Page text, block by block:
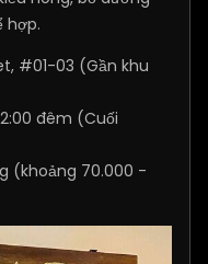
hợp.
#01-03 (Gần khu
đêm (Cuối
(khoảng 70.000 -